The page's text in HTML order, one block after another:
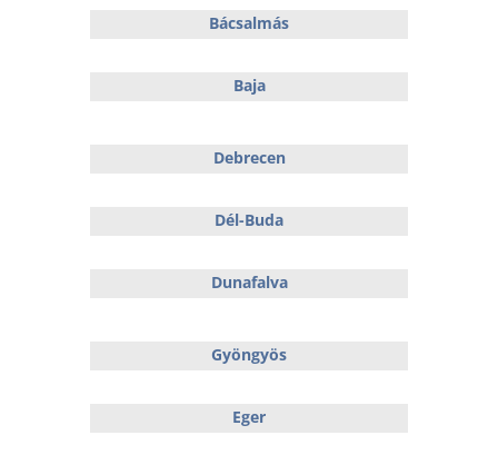
Bácsalmás
Baja
Debrecen
Dél-Buda
Dunafalva
Gyöngyös
Eger